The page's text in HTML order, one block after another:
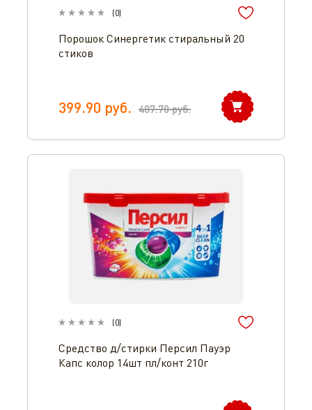
(0)
Порошок Синергетик стиральный 20
стиков
399.90 руб. 487.70руб.
(0)
Средство д/стирки Персил Пауэр
Капс колор 14шт пл/конт 210г